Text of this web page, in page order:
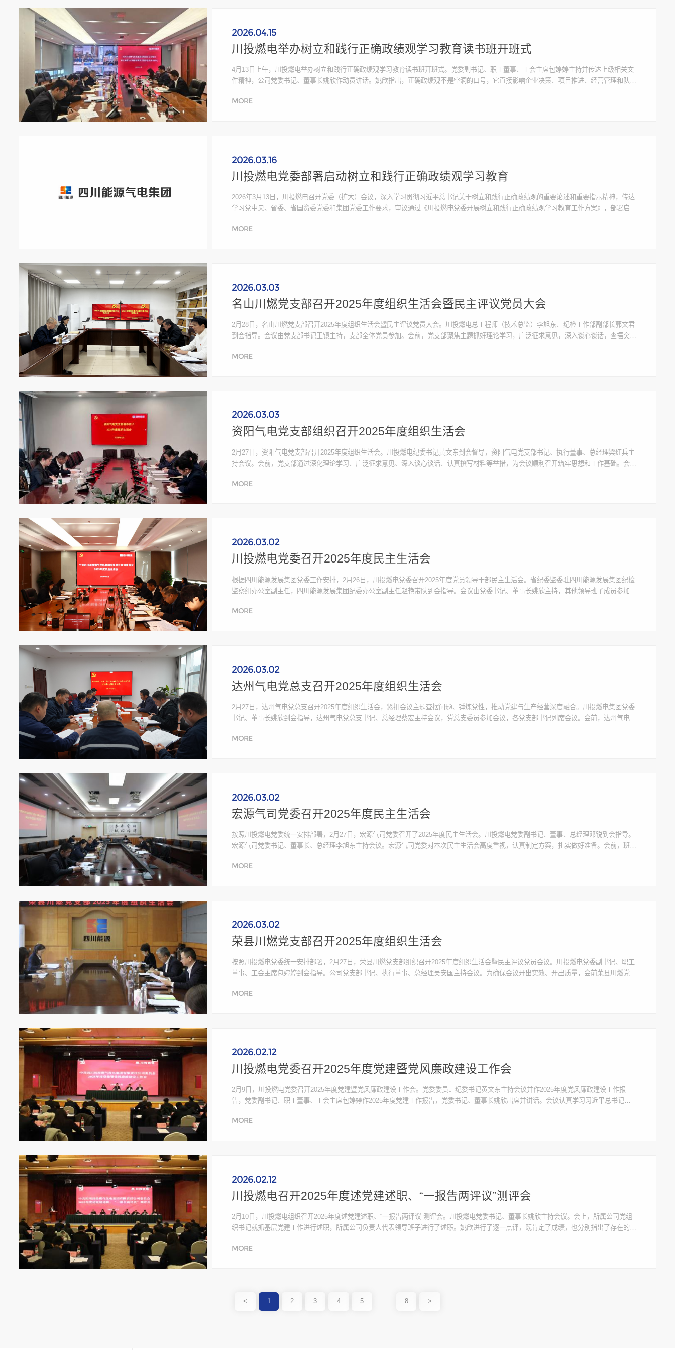
2026.04.15
川投燃电举办树立和践行正确政绩观学习教育读书班开班式
4月13日上午，川投燃电举办树立和践行正确政绩观学习教育读书班开班式。党委副书记、职工董事、工会主席包婷婷主持并传达上级相关文
件精神，公司党委书记、董事长姚欣作动员讲话。姚欣指出，正确政绩观不是空洞的口号，它直接影响企业决策、项目推进、经营管理和队伍
规范，燃气电厂要保...
MORE
2026.03.16
川投燃电党委部署启动树立和践行正确政绩观学习教育
2026年3月13日，川投燃电召开党委（扩大）会议，深入学习贯彻习近平总书记关于树立和践行正确政绩观的重要论述和重要指示精神，传达
学习党中央、省委、省国资委党委和集团党委工作要求，审议通过《川投燃电党委开展树立和践行正确政绩观学习教育工作方案》，部署启动
是贯彻党的二十届...
MORE
2026.03.03
名山川燃党支部召开2025年度组织生活会暨民主评议党员大会
2月28日，名山川燃党支部召开2025年度组织生活会暨民主评议党员大会。川投燃电总工程师（技术总监）李旭东、纪检工作部副部长郭文君
到会指导。会议由党支部书记王镇主持，支部全体党员参加。会前，党支部聚焦主题抓好理论学习，广泛征求意见，深入谈心谈话，查摆突出
上，通报了支部班子...
MORE
2026.03.03
资阳气电党支部组织召开2025年度组织生活会
2月27日，资阳气电党支部召开2025年度组织生活会。川投燃电纪委书记黄文东到会督导，资阳气电党支部书记、执行董事、总经理梁红兵主
持会议。会前，党支部通过深化理论学习、广泛征求意见、深入谈心谈话、认真撰写材料等举措，为会议顺利召开筑牢思想和工作基础。会
照反面典型案例深...
MORE
2026.03.02
川投燃电党委召开2025年度民主生活会
根据四川能源发展集团党委工作安排，2月26日，川投燃电党委召开2025年度党员领导干部民主生活会。省纪委监委驻四川能源发展集团纪检
监察组办公室副主任，四川能源发展集团纪委办公室副主任赵艳带队到会指导。会议由党委书记、董事长姚欣主持，其他领导班子成员参加会
广泛征求意见建议...
MORE
2026.03.02
达州气电党总支召开2025年度组织生活会
2月27日，达州气电党总支召开2025年度组织生活会，紧扣会议主题查摆问题、锤炼党性，推动党建与生产经营深度融合。川投燃电集团党委
书记、董事长姚欣到会指导，达州气电党总支书记、总经理蔡宏主持会议，党总支委员参加会议，各党支部书记列席会议。会前，达州气电党
见建议，深入开展...
MORE
2026.03.02
宏源气司党委召开2025年度民主生活会
按照川投燃电党委统一安排部署，2月27日，宏源气司党委召开了2025年度民主生活会。川投燃电党委副书记、董事、总经理邓锐到会指导。
宏源气司党委书记、董事长、总经理李旭东主持会议。宏源气司党委对本次民主生活会高度重视，认真制定方案，扎实做好准备。会前，班子
建设的重要论述。...
MORE
2026.03.02
荣县川燃党支部召开2025年度组织生活会
按照川投燃电党委统一安排部署，2月27日，荣县川燃党支部组织召开2025年度组织生活会暨民主评议党员会议。川投燃电党委副书记、职工
董事、工会主席包婷婷到会指导。公司党支部书记、执行董事、总经理吴安国主持会议。为确保会议开出实效、开出质量，会前荣县川燃党支
想根基、夯实组织...
MORE
2026.02.12
川投燃电党委召开2025年度党建暨党风廉政建设工作会
2月9日，川投燃电党委召开2025年度党建暨党风廉政建设工作会。党委委员、纪委书记黄文东主持会议并作2025年度党风廉政建设工作报
告，党委副书记、职工董事、工会主席包婷婷作2025年度党建工作报告，党委书记、董事长姚欣出席并讲话。会议认真学习习近平总书记在
作，部署20...
MORE
2026.02.12
川投燃电召开2025年度述党建述职、“一报告两评议”测评会
2月10日，川投燃电组织召开2025年度述党建述职、“一报告两评议”测评会。川投燃电党委书记、董事长姚欣主持会议。会上，所属公司党组
织书记就抓基层党建工作进行述职，所属公司负责人代表领导班子进行了述职。姚欣进行了逐一点评，既肯定了成绩，也分别指出了存在的问
察整改情况等方...
MORE
< 1 2 3 4 5 .. 8 >